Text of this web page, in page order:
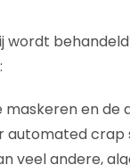
wordt
en de
automated crap
veel andere,